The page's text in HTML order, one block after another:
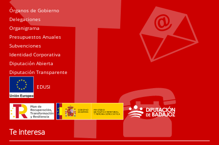
Órganos de Gobierno
Delegaciones
Organigrama
Presupuestos Anuales
Subvenciones
Identidad Corporativa
Diputación Abierta
Diputación Transparente
EDUSI
Te interesa